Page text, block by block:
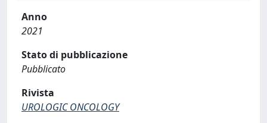
Anno
2021
Stato di pubblicazione
Pubblicato
Rivista
UROLOGIC ONCOLOGY